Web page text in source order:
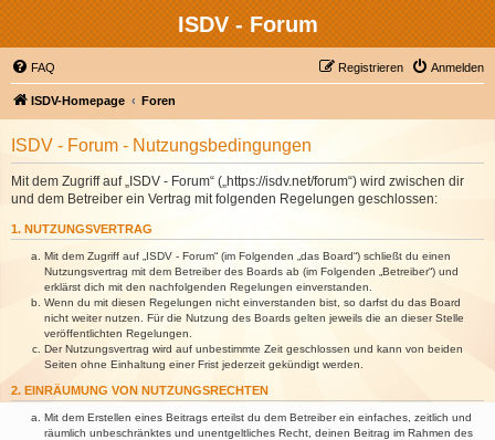
ISDV - Forum
FAQ Anmelden
Registrieren
ISDV-Homepage Foren
ISDV - Forum - Nutzungsbedingungen
Mit dem Zugriff auf „ISDV - Forum“ („https://isdv.net/forum“) wird zwischen dir
und dem Betreiber ein Vertrag mit folgenden Regelungen geschlossen:
1. NUTZUNGSVERTRAG
Mit dem Zugriff auf „ISDV - Forum“ (im Folgenden „das Board“) schließt du einen
Nutzungsvertrag mit dem Betreiber des Boards ab (im Folgenden „Betreiber“) und
erklärst dich mit den nachfolgenden Regelungen einverstanden.
Wenn du mit diesen Regelungen nicht einverstanden bist, so darfst du das Board
nicht weiter nutzen. Für die Nutzung des Boards gelten jeweils die an dieser Stelle
veröffentlichten Regelungen.
Der Nutzungsvertrag wird auf unbestimmte Zeit geschlossen und kann von beiden
Seiten ohne Einhaltung einer Frist jederzeit gekündigt werden.
2. EINRÄUMUNG VON NUTZUNGSRECHTEN
Mit dem Erstellen eines Beitrags erteilst du dem Betreiber ein einfaches, zeitlich und
räumlich unbeschränktes und unentgeltliches Recht, deinen Beitrag im Rahmen des